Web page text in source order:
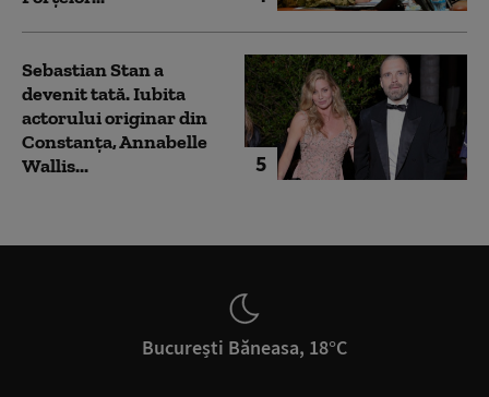
5
Sebastian Stan a
devenit tată. Iubita
actorului originar din
Constanța, Annabelle
Wallis...
București Băneasa, 18°C